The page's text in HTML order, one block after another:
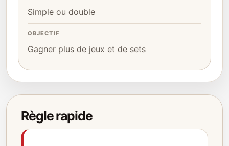
Simple ou double
OBJECTIF
Gagner plus de jeux et de sets
Règle rapide